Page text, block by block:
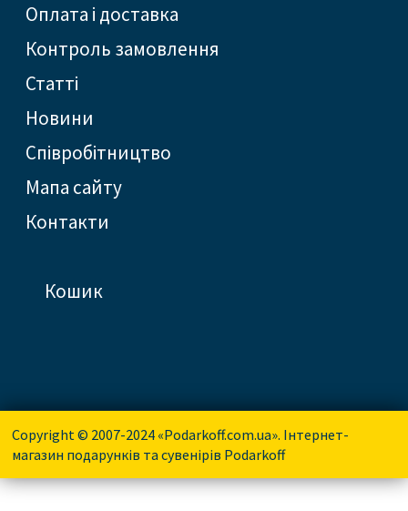
оплата і доставка
контроль замовлення
статті
новини
співробітництво
Мапа сайту
контакти
кошик
Copyright © 2007-2024 «Podarkoff.com.ua». Інтернет-
магазин подарунків та сувенірів Podarkoff